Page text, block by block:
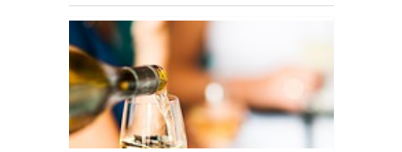
überrascht nicht, dass dies eine der beliebtesten
und begehrtesten Attraktionen in der Region
Auckland ist.